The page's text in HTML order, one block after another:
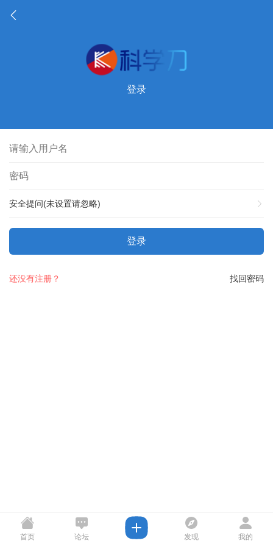
登录
安全提问(未设置请忽略)
登录
找回密码
还没有注册？
首页 论坛 发现 我的